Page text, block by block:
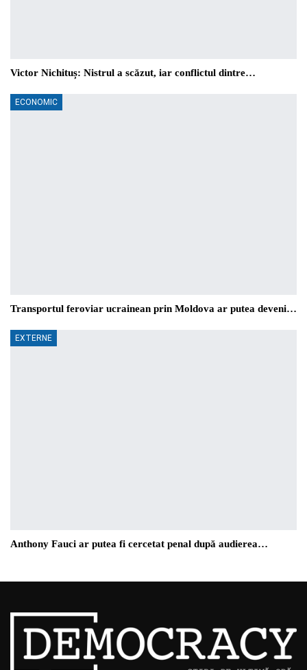
Victor Nichituș: Nistrul a scăzut, iar conflictul dintre…
ECONOMIC
Transportul feroviar ucrainean prin Moldova ar putea deveni…
EXTERNE
Anthony Fauci ar putea fi cercetat penal după audierea…